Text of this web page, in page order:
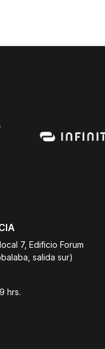
7, Edificio Forum
salida sur)
hrs.